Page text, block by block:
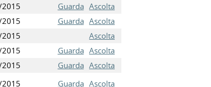
Guarda Ascolta
Guarda Ascolta
Ascolta
Guarda Ascolta
Guarda Ascolta
Guarda Ascolta